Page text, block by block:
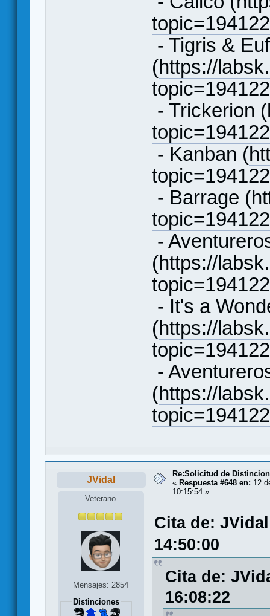
- Tigris &
(https://
- Trickerion (
- Kanban (
- Barrage (
-
(https://
- It's a
(https://
-
(https://
JVidal
Veterano
Mensajes: 2854
Distinciones
Re:Solicitud de
« Respuesta #648 en: 12
10:15:54 »
Cita de:
14:50:00
Cita de:
16:08:22